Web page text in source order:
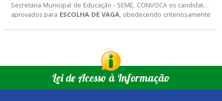
Secretaria Municipal de Educação - SEME, CONVOCA os candidatos
aprovados para ESCOLHA DE VAGA, obedecendo criteriosamente
Lei de Acesso à Informação